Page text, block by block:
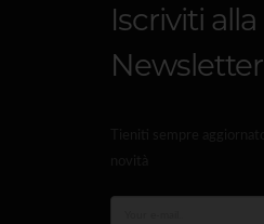
Iscriviti alla
Newsletter